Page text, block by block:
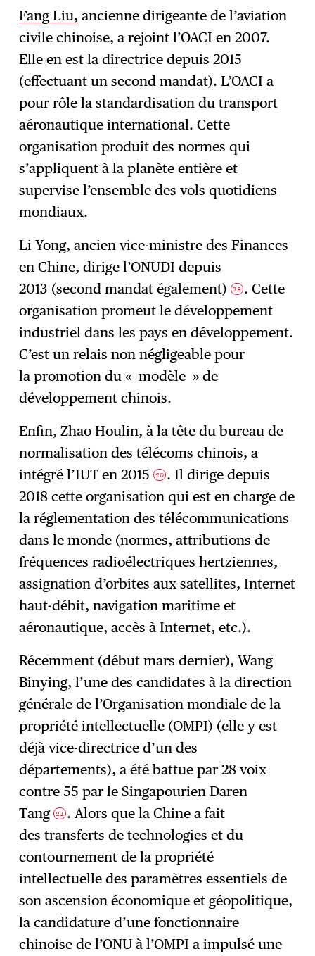
Fang Liu, ancienne dirigeante de l’aviation
civile chinoise, a rejoint l’OACI en 2007.
Elle en est la directrice depuis 2015
(effectuant un second mandat). L’OACI a
pour rôle la standardisation du transport
aéronautique international. Cette
organisation produit des normes qui
s’appliquent à la planète entière et
supervise l’ensemble des vols quotidiens
mondiaux.
Li Yong, ancien vice-ministre des Finances
en Chine, dirige l’ONUDI depuis
2013 (second mandat également)19 . Cette
organisation promeut le développement
industriel dans les pays en développement.
C’est un relais non négligeable pour
la promotion du « modèle » de
développement chinois.
Enfin, Zhao Houlin, à la tête du bureau de
normalisation des télécoms chinois, a
intégré l’IUT en 201520 . Il dirige depuis
2018 cette organisation qui est en charge de
la réglementation des télécommunications
dans le monde (normes, attributions de
fréquences radioélectriques hertziennes,
assignation d’orbites aux satellites, Internet
haut-débit, navigation maritime et
aéronautique, accès à Internet, etc.).
Récemment (début mars dernier), Wang
Binying, l’une des candidates à la direction
générale de l’Organisation mondiale de la
propriété intellectuelle (OMPI) (elle y est
déjà vice-directrice d’un des
départements), a été battue par 28 voix
contre 55 par le Singapourien Daren
Tang21 . Alors que la Chine a fait
des transferts de technologies et du
contournement de la propriété
intellectuelle des paramètres essentiels de
son ascension économique et géopolitique,
la candidature d’une fonctionnaire
chinoise de l’ONU à l’OMPI a impulsé une